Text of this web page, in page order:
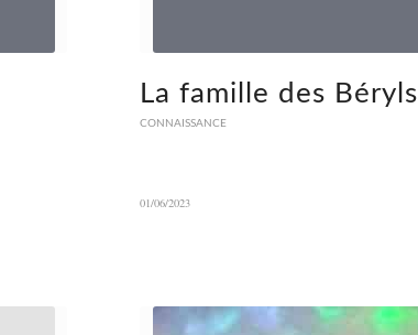
La famille des Béryls
CONNAISSANCE
01/06/2023